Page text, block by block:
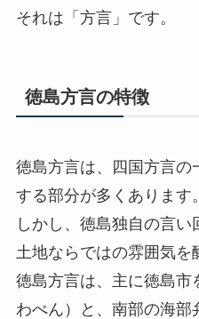
それは「方言」です。
徳島方言の特徴
徳島方言は、四国方言の
する部分が多くあります。
しかし、徳島独自の言
土地ならではの雰囲気を
徳島方言は、主に徳島市
わべん）と、南部の海